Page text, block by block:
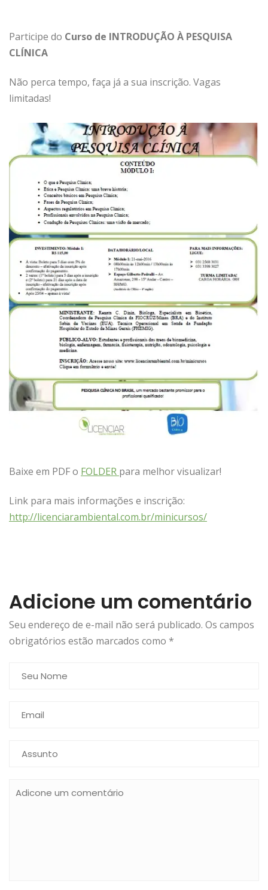
Participe do Curso de INTRODUÇÃO À PESQUISA
CLÍNICA
Não perca tempo, faça já a sua inscrição. Vagas
limitadas!
Baixe em PDF o FOLDER para melhor visualizar!
Link para mais informações e inscrição:
http://licenciarambiental.com.br/minicursos/
Adicione um comentário
Seu endereço de e-mail não será publicado. Os campos
obrigatórios estão marcados como *